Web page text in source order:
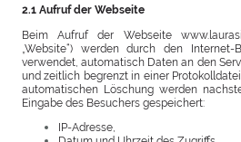
2.1 Aufruf der Webseite
Beim Aufruf der Webseite
„Website“) werden durch den
verwendet, automatisch Daten an den
und zeitlich begrenzt in einer
automatischen Löschung werden
Eingabe des Besuchers gespeichert:
IP-Adresse,